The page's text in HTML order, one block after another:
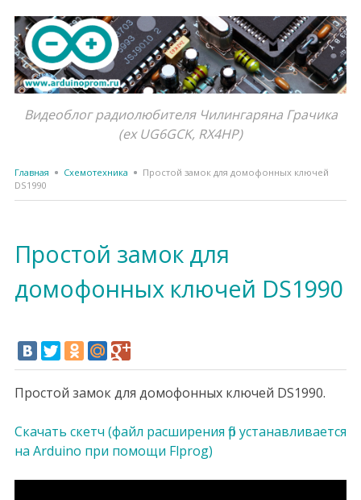
Видеоблог радиолюбителя Чилингаряна Грачика
(ex UG6GCK, RX4HP)
Главная Схемотехника
Простой замок для домофонных ключей
DS1990
Простой замок для
домофонных ключей DS1990
Простой замок для домофонных ключей DS1990.
Скачать скетч (файл расширения flp устанавливается
на Arduino при помощи Flprog)